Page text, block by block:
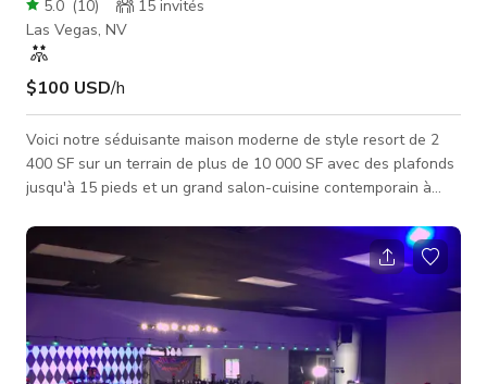
5.0 (10) 15 invités
Las Vegas, NV
$100 USD/h
Voici notre séduisante maison moderne de style resort de 2
400 SF sur un terrain de plus de 10 000 SF avec des plafonds
jusqu'à 15 pieds et un grand salon-cuisine contemporain à
côtés par de grandes fenêtres lumineuses laissant entrer le
soleil toute la journée. Cette maison comprend : JARDIN
ARRIÈRE / JARDIN AVANT : * Un immense jardin de
divertissement avec piscine chauffée de style resort, jacuzzi,
coin cabane avec chais